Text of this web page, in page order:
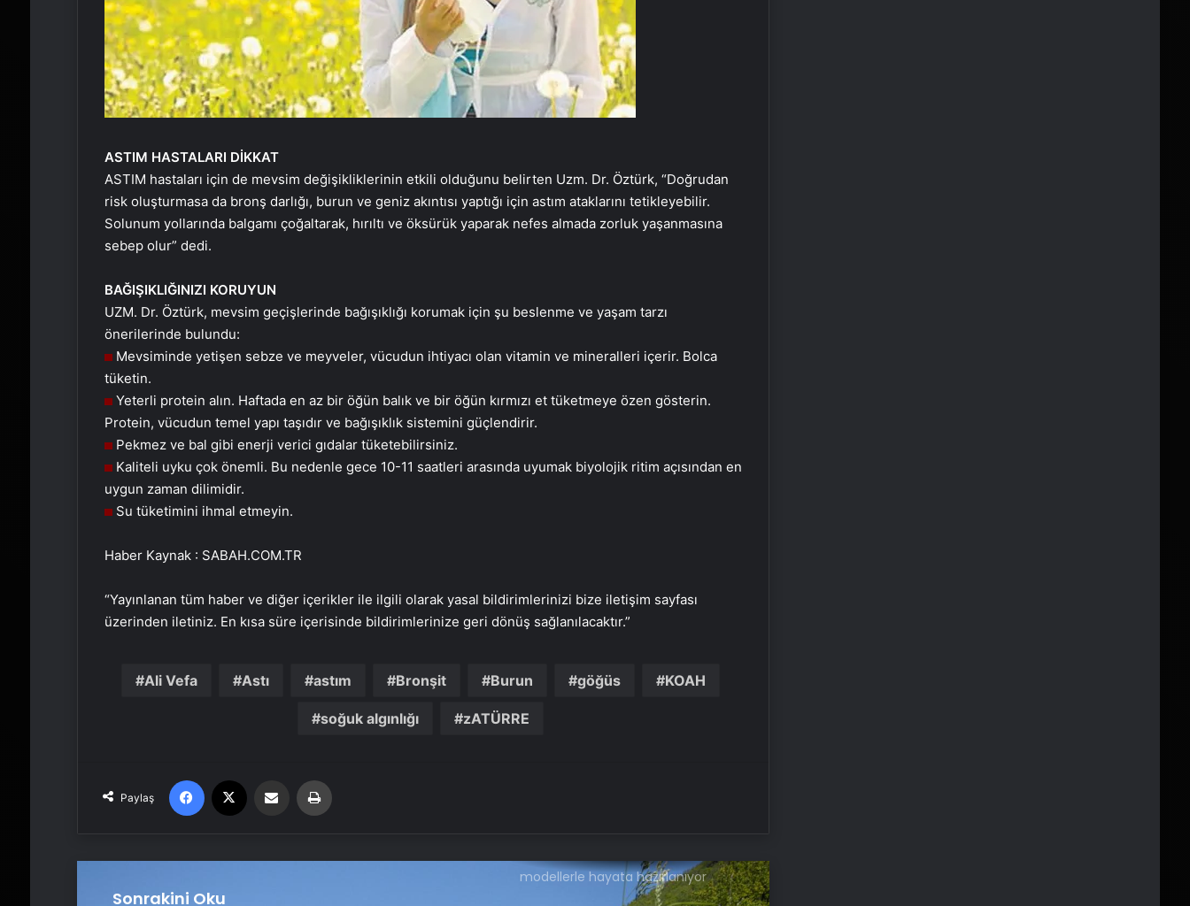
ASTIM HASTALARI DİKKAT
ASTIM hastaları için de mevsim değişikliklerinin etkili olduğunu belirten Uzm. Dr. Öztürk, “Doğrudan
risk oluşturmasa da bronş darlığı, burun ve geniz akıntısı yaptığı için astım ataklarını tetikleyebilir.
Solunum yollarında balgamı çoğaltarak, hırıltı ve öksürük yaparak nefes almada zorluk yaşanmasına
sebep olur” dedi.
BAĞIŞIKLIĞINIZI KORUYUN
UZM. Dr. Öztürk, mevsim geçişlerinde bağışıklığı korumak için şu beslenme ve yaşam tarzı
önerilerinde bulundu:
Mevsiminde yetişen sebze ve meyveler, vücudun ihtiyacı olan vitamin ve mineralleri içerir. Bolca
tüketin.
Yeterli protein alın. Haftada en az bir öğün balık ve bir öğün kırmızı et tüketmeye özen gösterin.
Protein, vücudun temel yapı taşıdır ve bağışıklık sistemini güçlendirir.
Pekmez ve bal gibi enerji verici gıdalar tüketebilirsiniz.
Kaliteli uyku çok önemli. Bu nedenle gece 10-11 saatleri arasında uyumak biyolojik ritim açısından en
uygun zaman dilimidir.
Su tüketimini ihmal etmeyin.
Haber Kaynak : SABAH.COM.TR
“Yayınlanan tüm haber ve diğer içerikler ile ilgili olarak yasal bildirimlerinizi bize iletişim sayfası
üzerinden iletiniz. En kısa süre içerisinde bildirimlerinize geri dönüş sağlanılacaktır.”
Ali Vefa Astı astım Bronşit Burun göğüs KOAH
soğuk algınlığı zATÜRRE
Paylaş
Facebook Email'den paylaş
Sonrakini Oku
Hatay’da bahar döneminde 233 kuş
yıkabilir
Suça sürüklenen çocuklar, rol
modellerle hayata hazırlanıyor